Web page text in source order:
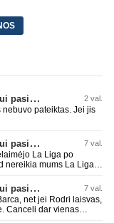
Paaiškėjo, kas turėjo įtakos Rodri sprendimui pasirinkti Barselonos pusę 2 val.
pateiktas. Jei jis
Paaiškėjo, kas turėjo įtakos Rodri sprendimui pasirinkti Barselonos pusę 7 val.
La Liga po
nereikia mums La Liga,
ateina ne pas juos, vėl
tuos pralaimėjimus
Paaiškėjo, kas turėjo įtakos Rodri sprendimui pasirinkti Barselonos pusę 7 val.
net jei Rodri laisvas,
Canceli dar vienas